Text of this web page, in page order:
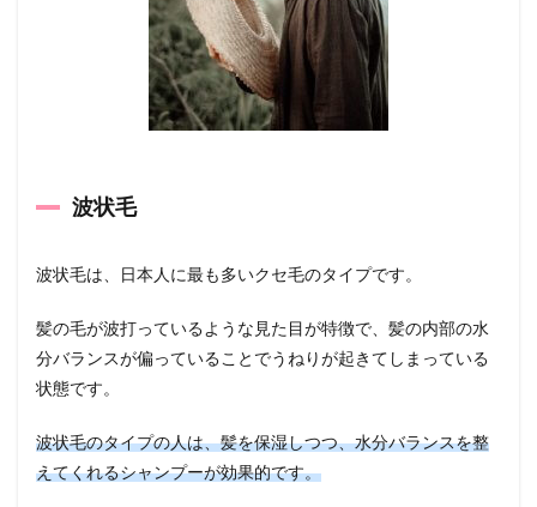
波状毛
波状毛は、日本人に最も多いクセ毛のタイプです。
髪の毛が波打っているような見た目が特徴で、髪の内部の水
分バランスが偏っていることでうねりが起きてしまっている
状態です。
波状毛のタイプの人は、髪を保湿しつつ、水分バランスを整
えてくれるシャンプーが効果的です。